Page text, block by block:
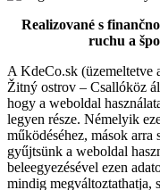
Kerékpártúra
Realizované s
ruchu a
A KdeCo.sk (üzemeltetve
Žitný ostrov – Csallóköz
hogy a weboldal
legyen része. Némelyik
működéséhez, mások
gyűjtsünk a weboldal
beleegyezésével ezen
mindig megváltoztathatja,